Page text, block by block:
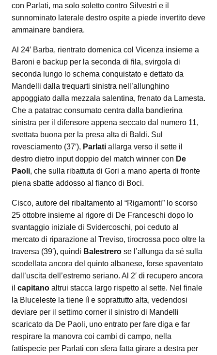
con Parlati, ma solo soletto contro Silvestri e il
sunnominato laterale destro ospite a piede invertito deve
ammainare bandiera.
Al 24′ Barba, rientrato domenica col Vicenza insieme a
Baroni e backup per la seconda di fila, svirgola di
seconda lungo lo schema conquistato e dettato da
Mandelli dalla trequarti sinistra nell’allunghino
appoggiato dalla mezzala salentina, frenato da Lamesta.
Che a patatrac consumato centra dalla bandierina
sinistra per il difensore appena seccato dal numero 11,
svettata buona per la presa alta di Baldi. Sul
rovesciamento (37′), Parlati allarga verso il sette il
destro dietro input doppio del match winner con De
Paoli, che sulla ribattuta di Gori a mano aperta di fronte
piena sbatte addosso al fianco di Boci.
Cisco, autore del ribaltamento al “Rigamonti” lo scorso
25 ottobre insieme al rigore di De Franceschi dopo lo
svantaggio iniziale di Svidercoschi, poi ceduto al
mercato di riparazione al Treviso, tirocrossa poco oltre la
traversa (39′), quindi Balestrero se l’allunga da sé sulla
scodellata ancora del quinto albanese, forse spaventato
dall’uscita dell’estremo seriano. Al 2′ di recupero ancora
il capitano altrui stacca largo rispetto al sette. Nel finale
la Bluceleste la tiene lì e soprattutto alta, vedendosi
deviare per il settimo corner il sinistro di Mandelli
scaricato da De Paoli, uno entrato per fare diga e far
respirare la manovra coi cambi di campo, nella
fattispecie per Parlati con sfera fatta girare a destra per